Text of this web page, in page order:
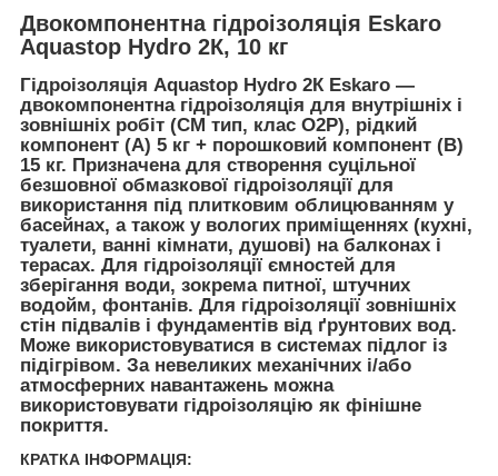
Двокомпонентна гідроізоляція Eskaro
Aquastop Hydro 2К, 10 кг
Гідроізоляція Aquastop Hydro 2К Eskaro —
двокомпонентна гідроізоляція для внутрішніх і
зовнішніх робіт (CM тип, клас O2P), рідкий
компонент (А) 5 кг + порошковий компонент (В)
15 кг. Призначена для створення суцільної
безшовної обмазкової гідроізоляції для
використання під плитковим облицюванням у
басейнах, а також у вологих приміщеннях (кухні,
туалети, ванні кімнати, душові) на балконах і
терасах. Для гідроізоляції ємностей для
зберігання води, зокрема питної, штучних
водойм, фонтанів. Для гідроізоляції зовнішніх
стін підвалів і фундаментів від ґрунтових вод.
Може використовуватися в системах підлог із
підігрівом. За невеликих механічних і/або
атмосферних навантажень можна
використовувати гідроізоляцію як фінішне
покриття.
КРАТКА ІНФОРМАЦІЯ: